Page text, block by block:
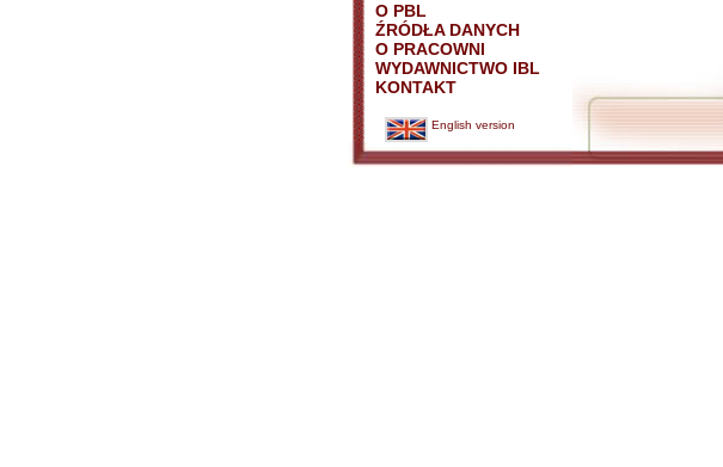
O PBL
ŹRÓDŁA DANYCH
O PRACOWNI
WYDAWNICTWO IBL
KONTAKT
English version